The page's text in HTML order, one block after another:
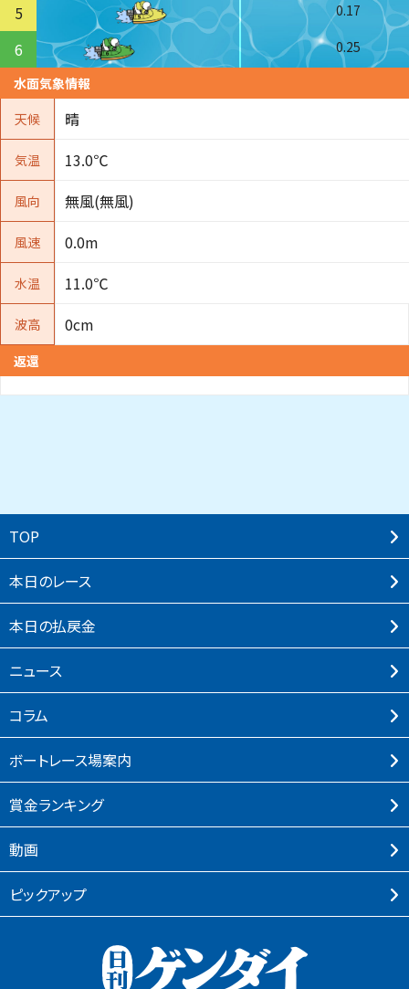
5 0.17
6
0.25
水面気象情報
天候
晴
気温 13.0℃
風向 無風(無風)
風速 0.0m
水温 11.0℃
波高 0cm
返還
TOP
本⽇のレース
本⽇の払戻⾦
ニュース
コラム
ボートレース場案内
賞⾦ランキング
動画
ピックアップ